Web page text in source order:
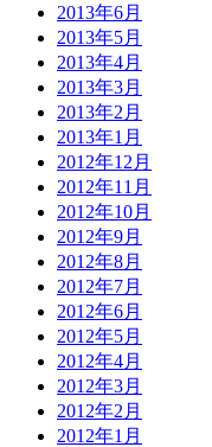
2013年6月
2013年5月
2013年4月
2013年3月
2013年2月
2013年1月
2012年12月
2012年11月
2012年10月
2012年9月
2012年8月
2012年7月
2012年6月
2012年5月
2012年4月
2012年3月
2012年2月
2012年1月